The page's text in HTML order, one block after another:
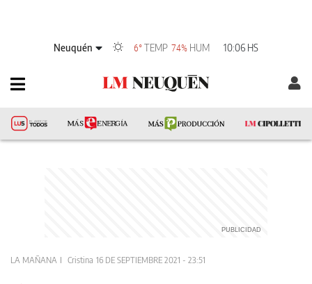
Neuquén 6°TEMP 74% HUM 10:06 HS
LA MAÑANA Cristina 16 DE SEPTIEMBRE 2021 - 23:51